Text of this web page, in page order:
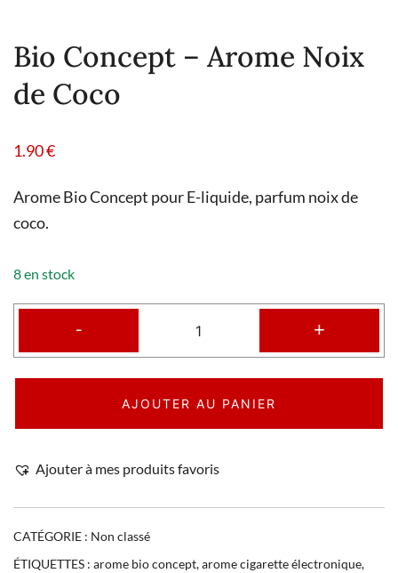
Bio Concept – Arome Noix
de Coco
1.90€
Arome Bio Concept pour E-liquide, parfum noix de
coco.
8 en stock
- +
AJOUTER AU PANIER
Ajouter à mes produits favoris
CATÉGORIE : Non classé
ÉTIQUETTES : arome bio concept,arome cigarette électronique,